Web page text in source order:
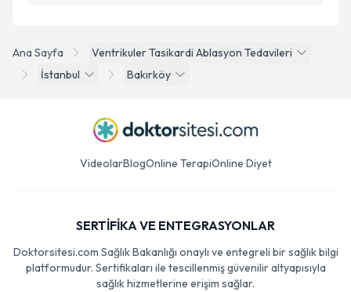
Ana Sayfa
Ventrikuler Tasikardi Ablasyon Tedavileri
İstanbul
Bakırköy
VideolarBlogOnline TerapiOnline Diyet
SERTİFİKA VE ENTEGRASYONLAR
Doktorsitesi.com Sağlık Bakanlığı onaylı ve entegreli bir sağlık bilgi
platformudur. Sertifikaları ile tescillenmiş güvenilir altyapısıyla
sağlık hizmetlerine erişim sağlar.